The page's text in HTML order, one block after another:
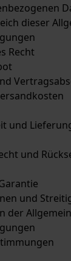
dieser
Recht
und
und
und
der